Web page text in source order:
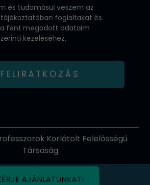
és tudomásul veszem az
foglaltakat és
a fent megadott adataim
kezeléséhez.
FELIRATKOZÁS
Korlátolt Felelősségű
Társaság
AJÁNLATUNKAT!